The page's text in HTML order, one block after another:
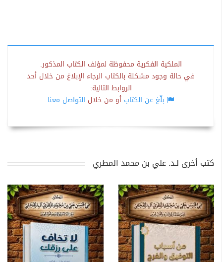
الملكية الفكرية محفوظة لمؤلف الكتاب المذكور.
في حالة وجود مشكلة بالكتاب الرجاء الإبلاغ من خلال أحد
الروابط التالية:
بلّغ عن الكتاب أو من خلال التواصل معنا
كتب أخرى لـد. علي بن محمد المطري